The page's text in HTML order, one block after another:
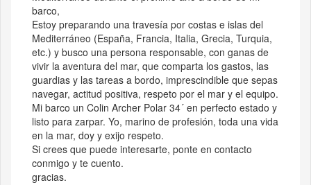
barco,
Estoy preparando una travesía por costas e islas del
Mediterráneo (España, Francia, Italia, Grecia, Turquia,
etc.) y busco una persona responsable, con ganas de
vivir la aventura del mar, que comparta los gastos, las
guardias y las tareas a bordo, imprescindible que sepas
navegar, actitud positiva, respeto por el mar y el equipo.
Mi barco un Colin Archer Polar 34´ en perfecto estado y
listo para zarpar. Yo, marino de profesión, toda una vida
en la mar, doy y exijo respeto.
Si crees que puede interesarte, ponte en contacto
conmigo y te cuento.
gracias.